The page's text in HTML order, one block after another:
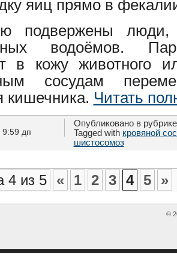
яиц прямо в
подвержены
водоёмов.
в кожу животного
сосудам
кишечника. Читать
дп
Опубликовано в
Tagged with кровяной
шистосомоз
4 из 5 « 1 2 3 4 5 »
©